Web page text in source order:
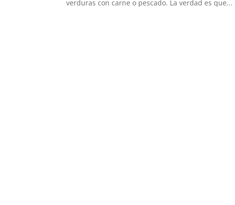
verduras con carne o pescado. La verdad es que...